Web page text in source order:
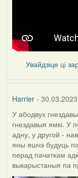
Увайдзіце ці
Harrier-
У абодвух
гнездавыя ямкі. У
адну, у другой -
яны яшчэ будуць
перад пачаткам
выкарыстаныя па